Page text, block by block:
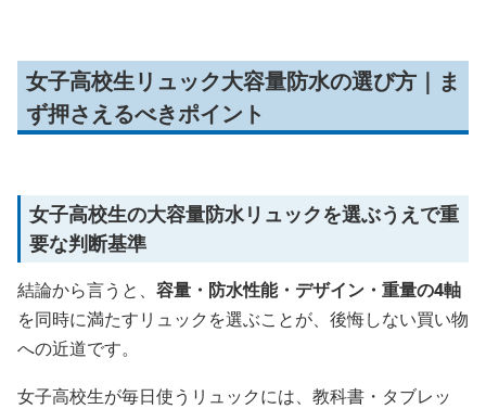
女子高校生リュック大容量防水の選び方｜ま
ず押さえるべきポイント
女子高校生の大容量防水リュックを選ぶうえで重
要な判断基準
結論から言うと、 容量・防水性能・デザイン・重量の4軸
を同時に満たすリュックを選ぶことが、後悔しない買い物
への近道です。
女子高校生が毎日使うリュックには、教科書・タブレッ